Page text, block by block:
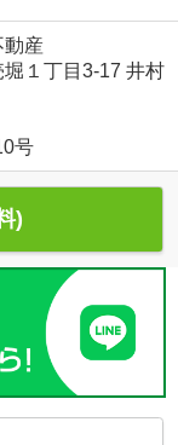
産
１丁目3-17 井村
号
)